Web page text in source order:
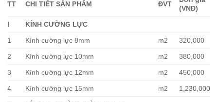
TT CHI TIẾT SẢN PHẨM ĐVT
(VNĐ)
I KÍNH CƯỜNG LỰC
1 Kính cường lực 8mm m2 320,000
2 Kính cường lực 10mm m2 380,000
3 Kính cường lực 12mm m2 450,000
4 Kính cường lực 15mm m2 1,230,000